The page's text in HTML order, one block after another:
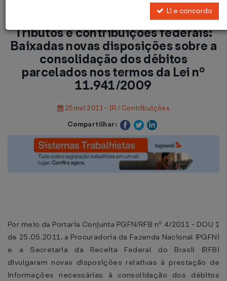
Voltar
Tributos e contribuições federais:
Baixadas novas disposições sobre a
consolidação dos débitos
parcelados nos termos da Lei nº
11.941/2009
25 mai 2011 - IR / Contribuições
Compartilhar:
Por meio da Portaria Conjunta PGFN/RFB nº 4/2011 - DOU 1
de 25.05.2011, a Procuradoria da Fazenda Nacional (PGFN)
e a Secretaria da Receita Federal do Brasil (RFB)
divulgaram novas disposições relativas à prestação de
informações necessárias à consolidação dos débitos
Li e concordo